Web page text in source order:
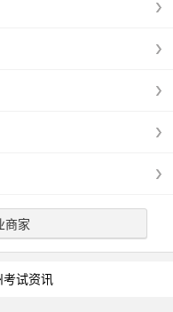
商家
考试资讯